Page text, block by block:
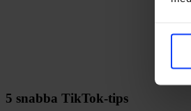
5 snabba TikTok-tips